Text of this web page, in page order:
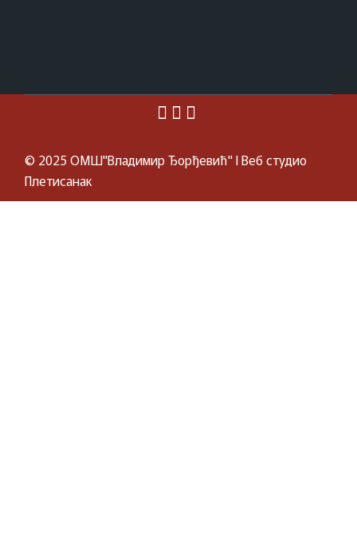
© 2025ОМШ"Владимир Ђорђевић"I Веб студио
Плетисанак